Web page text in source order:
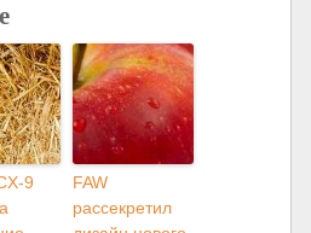
9
FAW
рассекретил